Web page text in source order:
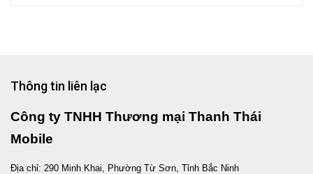
Thông tin liên lạc
Công ty TNHH Thương mại Thanh Thái
Mobile
Địa chỉ: 290 Minh Khai, Phường Từ Sơn, Tỉnh Bắc Ninh